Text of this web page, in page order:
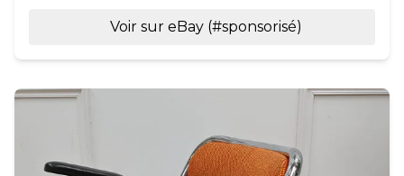
Voir sur eBay (#sponsorisé)